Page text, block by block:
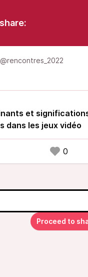
@rencontres_2022
et
dans les jeux vidéo
0
Proceed to